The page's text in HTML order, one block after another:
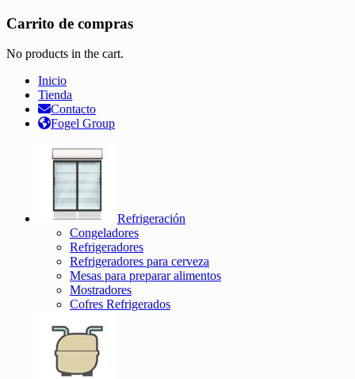
Carrito de compras
No products in the cart.
Inicio
Tienda
Contacto
Fogel Group
Refrigeración
Congeladores
Refrigeradores
Refrigeradores para cerveza
Mesas para preparar alimentos
Mostradores
Cofres Refrigerados